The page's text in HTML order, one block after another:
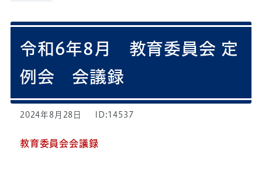
令和6年8月 教育委員会 定
例会 会議録
2024年8月28日 ID:14537
教育委員会会議録